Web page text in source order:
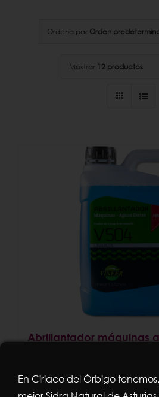
Ordena por Orden
Mostrar 12 productos
Abrillantador máquinas
En Ciriaco del Órbigo